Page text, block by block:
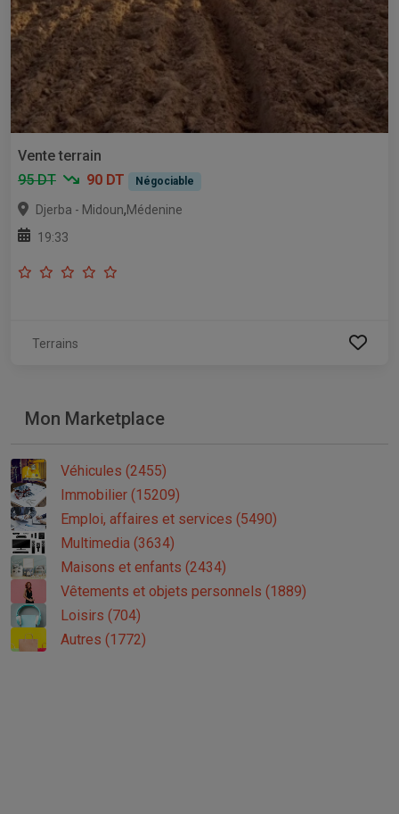
Vente terrain
95 DT
90 DT Négociable
Djerba - Midoun,Médenine
19:33
Terrains
Mon Marketplace
Véhicules (2455)
Immobilier (15209)
Emploi, affaires et services (5490)
Multimedia (3634)
Maisons et enfants (2434)
Vêtements et objets personnels (1889)
Loisirs (704)
Autres (1772)